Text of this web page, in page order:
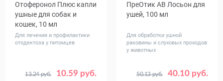
Отоферонол Плюс капли
ушные для собак и
кошек, 10 мл
Для лечения и профилактики
отодектоза у питомцев
10.59 руб.
13.24 руб.
ПреОтик AB Лосьон для
ушей, 100 мл
Для обработки ушной
раковины и слуховых проходов
у животных
40.10 руб.
50.13 руб.